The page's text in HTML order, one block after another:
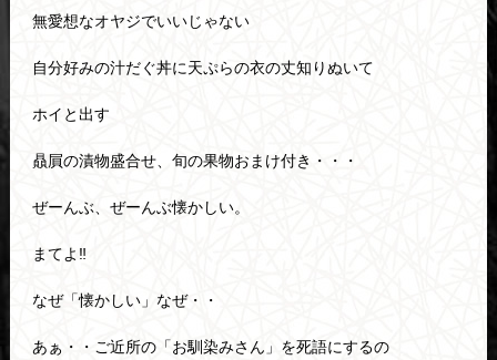
無愛想なオヤジでいいじゃない
自分好みの汁だぐ丼に天ぷらの衣の丈知りぬいて
ホイと出す
贔屓の漬物盛合せ、旬の果物おまけ付き・・・
ぜーんぶ、ぜーんぶ懐かしい。
まてよ‼
なぜ「懐かしい」なぜ・・
あぁ・・ご近所の「お馴染みさん」を死語にするの